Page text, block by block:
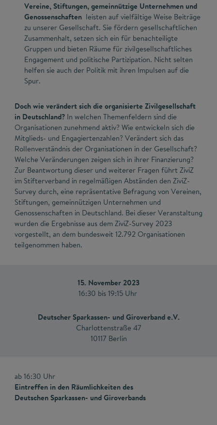
Vereine, Stiftungen, gemeinnützige Unternehmen und
Genossenschaften leisten auf vielfältige Weise Beiträge
zu unserer Gesellschaft. Sie fördern gesellschaftlichen
Zusammenhalt, setzen sich ein für benachteiligte
Gruppen und bieten Räume für zivilgesellschaftliches
Engagement und politische Partizipation. Nicht selten
helfen sie auch der Politik mit ihren Impulsen auf die
Spur.
Doch wie verändert sich die organisierte Zivilgesellschaft
in Deutschland? In welchen Themenfeldern sind die
Organisationen zunehmend aktiv? Wie entwickeln sich die
Mitglieds- und Engagiertenzahlen? Verändert sich das
Rollenverständnis der Organisationen in der Gesellschaft?
Welche Veränderungen zeigen sich in ihrer Finanzierung?
Zur Beantwortung dieser und weiterer Fragen führt ZiviZ
im Stifterverband in regelmäßigen Abständen den ZiviZ-
Survey durch, eine repräsentative Befragung von Vereinen,
Stiftungen, gemeinnützigen Unternehmen und
Genossenschaften in Deutschland. Bei dieser Veranstaltung
wurden die Ergebnisse aus dem ZiviZ-Survey 2023
vorgestellt, an dem bundesweit 12.792 Organisationen
teilgenommen haben.
15. November 2023
16:30 bis 19:15 Uhr
Deutscher Sparkassen- und Giroverband e.V.
Charlottenstraße 47
10117 Berlin
ab 16:30 Uhr
Eintreffen in den Räumlichkeiten des
Deutschen Sparkassen- und Giroverbands